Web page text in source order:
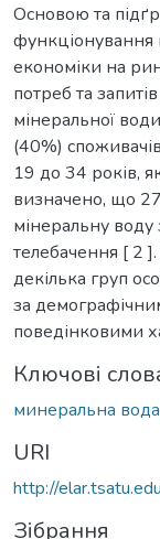
Основою та
функціонування
економіки на
потреб та
мінеральної
(40%)
19 до 34 років,
визначено, що
мінеральну
телебачення [ 2 ].
декілька груп
за
поведінковими
Ключові
минеральна вода
URI
http://
Зібрання